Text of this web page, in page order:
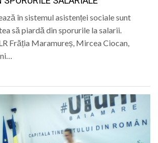
în sistemul asistenței sociale sunt
să piardă din sporurile la salarii.
Frăția Maramureș, Mircea Ciocan,